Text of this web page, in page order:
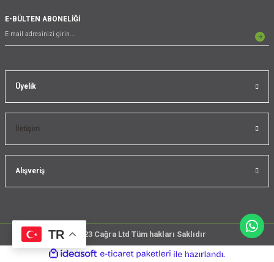
Üyelik
İletişim
Alışveriş
TR
E-BÜLTEN ABONELİĞİ
@2023 Cağra Ltd Tüm hakları Saklıdır
çember
ideasoft
e-